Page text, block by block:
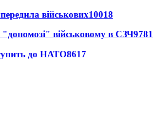
військових10018
військовому в СЗЧ9781
до НАТО8617